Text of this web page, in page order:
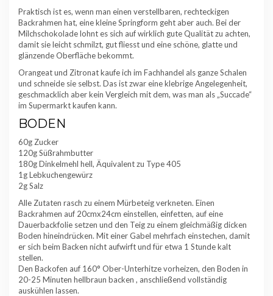
Praktisch ist es, wenn man einen verstellbaren, rechteckigen
Backrahmen hat, eine kleine Springform geht aber auch. Bei der
Milchschokolade lohnt es sich auf wirklich gute Qualität zu achten,
damit sie leicht schmilzt, gut fliesst und eine schöne, glatte und
glänzende Oberfläche bekommt.
Orangeat und Zitronat kaufe ich im Fachhandel als ganze Schalen
und schneide sie selbst. Das ist zwar eine klebrige Angelegenheit,
geschmacklich aber kein Vergleich mit dem, was man als „Succade“
im Supermarkt kaufen kann.
BODEN
60g Zucker
120g Süßrahmbutter
180g Dinkelmehl hell, Äquivalent zu Type 405
1g Lebkuchengewürz
2g Salz
Alle Zutaten rasch zu einem Mürbeteig verkneten. Einen
Backrahmen auf 20cmx24cm einstellen, einfetten, auf eine
Dauerbackfolie setzen und den Teig zu einem gleichmäßig dicken
Boden hineindrücken. Mit einer Gabel mehrfach einstechen, damit
er sich beim Backen nicht aufwirft und für etwa 1 Stunde kalt
stellen.
Den Backofen auf 160° Ober-Unterhitze vorheizen, den Boden in
20-25 Minuten hellbraun backen , anschließend vollständig
auskühlen lassen.